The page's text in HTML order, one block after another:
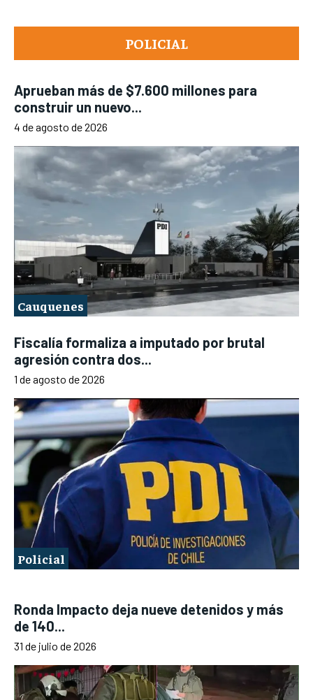
POLICIAL
Aprueban más de $7.600 millones para
construir un nuevo...
4 de agosto de 2026
Cauquenes
Fiscalía formaliza a imputado por brutal
agresión contra dos...
1 de agosto de 2026
Policial
Ronda Impacto deja nueve detenidos y más
de 140...
31 de julio de 2026